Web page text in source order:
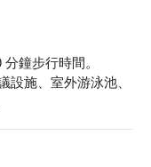
鐘步行時間。
施、室外游泳池、